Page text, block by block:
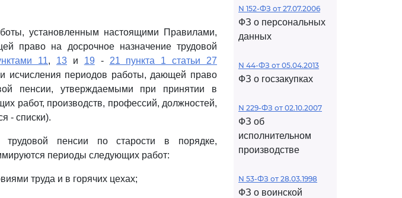
установленным настоящими Правилами,
право на досрочное назначение трудовой
11, 13 и 19 - 21 пункта 1 статьи 27
исчисления периодов работы, дающей право
пенсии, утверждаемыми при принятии в
работ, производств, профессий, должностей,
- списки).
пенсии по старости в порядке,
периоды следующих работ:
труда и в горячих цехах;
N 152-ФЗ от 27.07.2006
ФЗ о персональных
данных
N 44-ФЗ от 05.04.2013
ФЗ о госзакупках
N 229-ФЗ от 02.10.2007
ФЗ об
исполнительном
производстве
N 53-ФЗ от 28.03.1998
ФЗ о воинской